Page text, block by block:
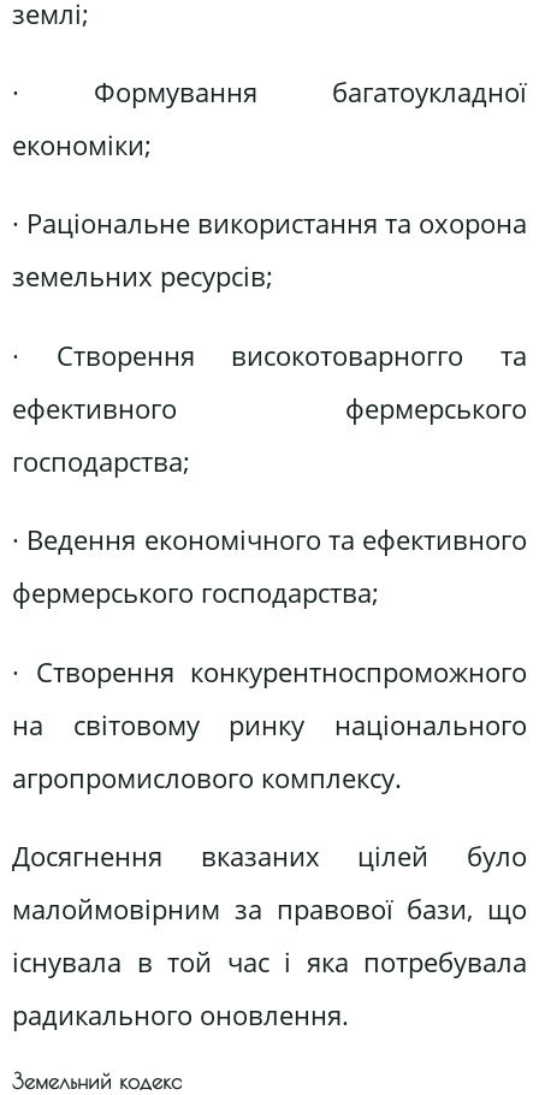
землі;
· Формування багатоукладної
економіки;
· Раціональне використання та охорона
земельних ресурсів;
· Створення високотоварногго та
ефективного фермерського
господарства;
· Ведення економічного та ефективного
фермерського господарства;
· Створення конкурентноспроможного
на світовому ринку національного
агропромислового комплексу.
Досягнення вказаних цілей було
малоймовірним за правової бази, що
існувала в той час і яка потребувала
радикального оновлення.
Земельний кодекс